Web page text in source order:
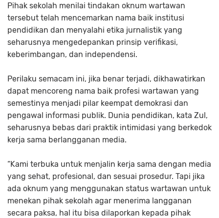
Pihak sekolah menilai tindakan oknum wartawan
tersebut telah mencemarkan nama baik institusi
pendidikan dan menyalahi etika jurnalistik yang
seharusnya mengedepankan prinsip verifikasi,
keberimbangan, dan independensi.
Perilaku semacam ini, jika benar terjadi, dikhawatirkan
dapat mencoreng nama baik profesi wartawan yang
semestinya menjadi pilar keempat demokrasi dan
pengawal informasi publik. Dunia pendidikan, kata Zul,
seharusnya bebas dari praktik intimidasi yang berkedok
kerja sama berlangganan media.
“Kami terbuka untuk menjalin kerja sama dengan media
yang sehat, profesional, dan sesuai prosedur. Tapi jika
ada oknum yang menggunakan status wartawan untuk
menekan pihak sekolah agar menerima langganan
secara paksa, hal itu bisa dilaporkan kepada pihak